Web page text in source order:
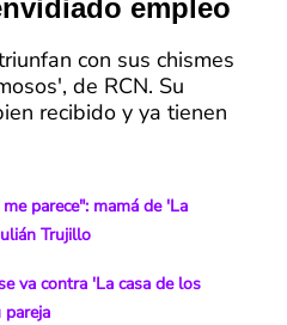
empleo
con sus chismes
de RCN. Su
recibido y ya tienen
parece": mamá de 'La
Trujillo
va contra 'La casa de los